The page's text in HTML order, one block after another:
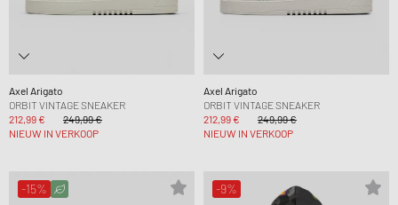
Axel Arigato
ORBIT VINTAGE SNEAKER
212,99 €
249,99 €
NIEUW IN VERKOOP
Axel Arigato
ORBIT VINTAGE SNEAKER
212,99 €
249,99 €
NIEUW IN VERKOOP
-15% -9%